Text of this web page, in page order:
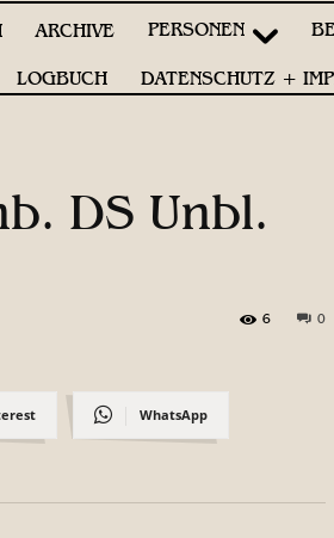
ARCHIVE PERSONEN
LOGBUCH DATENSCHUTZ +
DS Unbl.
0
6
WhatsApp